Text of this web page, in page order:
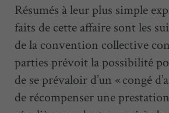
Résumés à leur plus simple
faits de cette affaire sont les
de la convention collective
parties prévoit la possibilité
de se prévaloir d’un « congé
de récompenser une